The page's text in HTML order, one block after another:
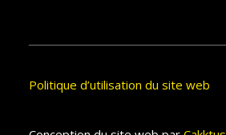
Politique d’utilisation du site web